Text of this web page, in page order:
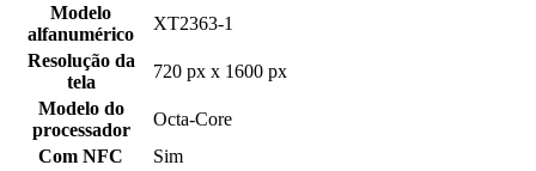
Modelo
alfanumérico
XT2363-1
Resolução da
tela
720 px x 1600 px
Modelo do
processador
Octa-Core
Com NFC
Sim